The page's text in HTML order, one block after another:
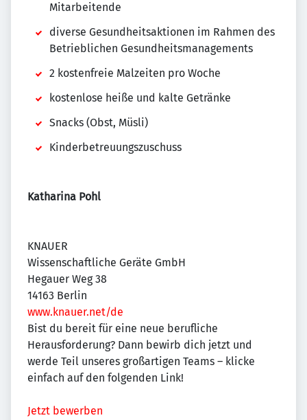
Mitarbeitende
diverse Gesundheitsaktionen im Rahmen des
Betrieblichen Gesundheitsmanagements
2 kostenfreie Malzeiten pro Woche
kostenlose heiße und kalte Getränke
Snacks (Obst, Müsli)
Kinderbetreuungszuschuss
Katharina Pohl
KNAUER
Wissenschaftliche Geräte GmbH
Hegauer Weg 38
14163 Berlin
www.knauer.net/de
Bist du bereit für eine neue berufliche
Herausforderung? Dann bewirb dich jetzt und
werde Teil unseres großartigen Teams – klicke
einfach auf den folgenden Link!
Jetzt bewerben